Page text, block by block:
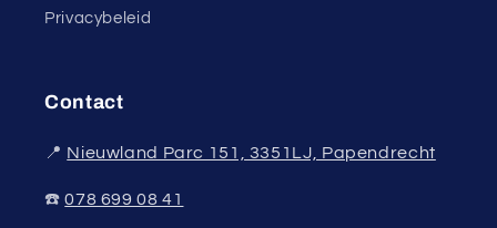
Privacybeleid
Contact
📍 Nieuwland Parc 151, 3351LJ, Papendrecht
☎️078 699 08 41